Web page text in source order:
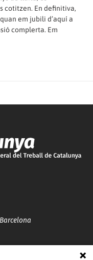
cotitzen. En definitiva,
em jubili d’aquí a
complerta. Em